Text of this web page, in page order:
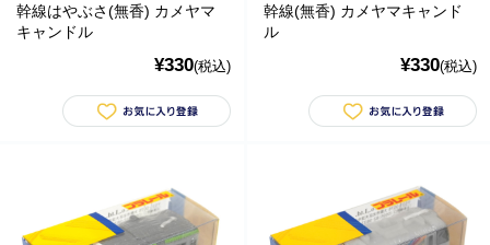
幹線はやぶさ(無香) カメヤマ
キャンドル
¥330(税込)
幹線(無香) カメヤマキャンド
ル
¥330(税込)
￥0 ～￥999
￥2,000 ～￥2,999
￥4,000 ～￥4,999